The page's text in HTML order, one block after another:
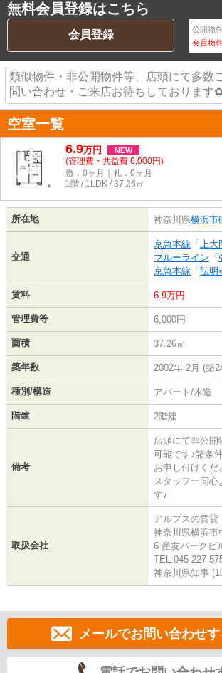
無料会員登録はこちら
会員登録 公開物
会員物
類似物件・非公開物件等、店頭にて多数
問い合わせ・ご来店お待ちしております
空室一覧
6.9万円 NEW
(管理費・共益費 6,000円)
敷：0ヶ月｜礼：0ヶ月
1階 / 1LDK / 37.26㎡
所在地 神奈川県横浜市
交通
京急本線 「 上大
ブルーライン 「
京急本線 「 弘明
賃料 6.9万円
管理費等 6,000円
面積 37.26㎡
築年数 2002年 2月 (築
種別/構造 アパート/木造
階建 2階建
備考
店頭にて非公開
可能です♪諸条
お申し付けくだ
スタッフ一同心
す♪
取扱会社
アルプスの賃
神奈川県横浜市
6 産友パークビ
TEL:045-227-
神奈川県知事
メールでお問い合わせ